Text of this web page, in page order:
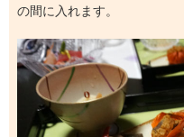
の間に入れます。